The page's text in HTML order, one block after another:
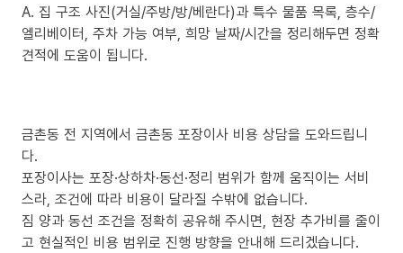
A. 집 구조 사진(거실/주방/방/베란다)과 특수 물품 목록, 층수/
엘리베이터, 주차 가능 여부, 희망 날짜/시간을 정리해두면 정확
견적에 도움이 됩니다.
금촌동 전 지역에서 금촌동 포장이사 비용 상담을 도와드립니
다.
포장이사는 포장·상하차·동선·정리 범위가 함께 움직이는 서비
스라, 조건에 따라 비용이 달라질 수밖에 없습니다.
짐 양과 동선 조건을 정확히 공유해 주시면, 현장 추가비를 줄이
고 현실적인 비용 범위로 진행 방향을 안내해 드리겠습니다.